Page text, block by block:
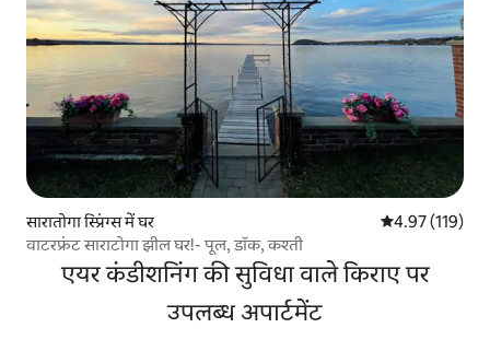
सारातोगा स्प्रिंग्स में घर औसत रेटिंग 5 में से
4.97 (119)
वाटरफ्रंट साराटोगा झील घर!- पूल, डॉक, कश्ती
एयर कंडीशनिंग की सुविधा वाले किराए पर
उपलब्ध अपार्टमेंट